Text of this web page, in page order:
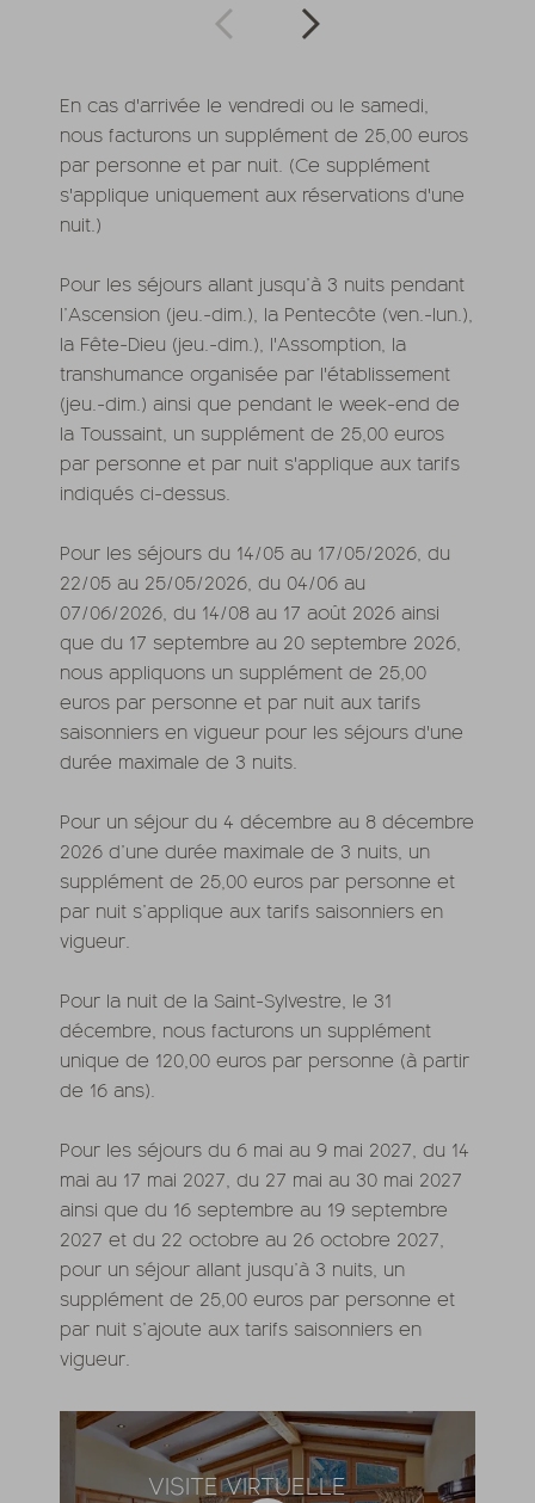
En cas d'arrivée le vendredi ou le samedi,
nous facturons un supplément de 25,00 euros
par personne et par nuit. (Ce supplément
s'applique uniquement aux réservations d'une
nuit.)
Pour les séjours allant jusqu’à 3 nuits pendant
l’Ascension (jeu.-dim.), la Pentecôte (ven.-lun.),
la Fête-Dieu (jeu.-dim.), l'Assomption, la
transhumance organisée par l'établissement
(jeu.-dim.) ainsi que pendant le week-end de
la Toussaint, un supplément de 25,00 euros
par personne et par nuit s'applique aux tarifs
indiqués ci-dessus.
Pour les séjours du 14/05 au 17/05/2026, du
22/05 au 25/05/2026, du 04/06 au
07/06/2026, du 14/08 au 17 août 2026 ainsi
que du 17 septembre au 20 septembre 2026,
nous appliquons un supplément de 25,00
euros par personne et par nuit aux tarifs
saisonniers en vigueur pour les séjours d'une
durée maximale de 3 nuits.
Pour un séjour du 4 décembre au 8 décembre
2026 d’une durée maximale de 3 nuits, un
supplément de 25,00 euros par personne et
par nuit s’applique aux tarifs saisonniers en
vigueur.
Pour la nuit de la Saint-Sylvestre, le 31
décembre, nous facturons un supplément
unique de 120,00 euros par personne (à partir
de 16 ans).
Pour les séjours du 6 mai au 9 mai 2027, du 14
mai au 17 mai 2027, du 27 mai au 30 mai 2027
ainsi que du 16 septembre au 19 septembre
2027 et du 22 octobre au 26 octobre 2027,
pour un séjour allant jusqu’à 3 nuits, un
supplément de 25,00 euros par personne et
par nuit s’ajoute aux tarifs saisonniers en
vigueur.
VISITE VIRTUELLE